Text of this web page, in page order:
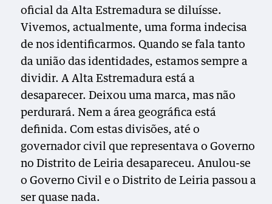
oficial da Alta Estremadura se diluísse.
Vivemos, actualmente, uma forma indecisa
de nos identificarmos. Quando se fala tanto
da união das identidades, estamos sempre a
dividir. A Alta Estremadura está a
desaparecer. Deixou uma marca, mas não
perdurará. Nem a área geográfica está
definida. Com estas divisões, até o
governador civil que representava o Governo
no Distrito de Leiria desapareceu. Anulou-se
o Governo Civil e o Distrito de Leiria passou a
ser quase nada.